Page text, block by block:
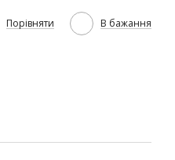
Порівняти В бажання